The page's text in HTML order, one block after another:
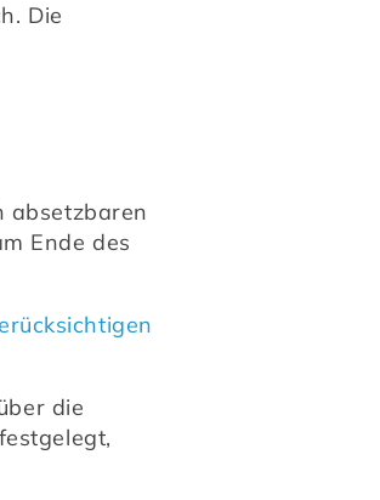
Die
absetzbaren
Ende des
die